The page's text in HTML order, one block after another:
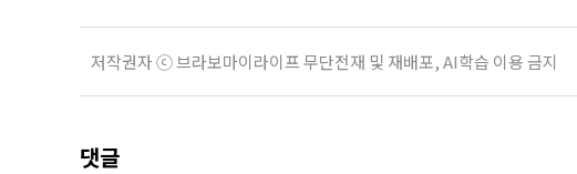
저작권자 ⓒ 브라보마이라이프 무단전재 및 재배포, AI학습 이용 금지
댓글